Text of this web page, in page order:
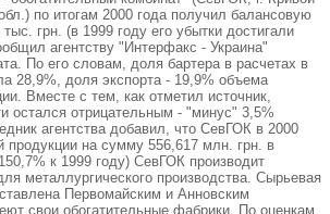
по итогам 2000 года получил балансовую
грн. (в 1999 году его убытки достигали
агентству "Интерфакс - Украина"
По его словам, доля бартера в расчетах в
28,9%, доля экспорта - 19,9% объема
Вместе с тем, как отметил источник,
остался отрицательным - "минус" 3,5%
агентства добавил, что СевГОК в 2000
продукции на сумму 556,617 млн. грн. в
к 1999 году) СевГОК производит
металлургического производства. Сырьевая
Первомайским и Анновским
свои обогатительные фабрики. По оценкам